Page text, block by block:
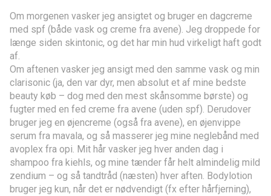
Om morgenen vasker jeg ansigtet og bruger en dagcreme
med spf (både vask og creme fra avene). Jeg droppede for
længe siden skintonic, og det har min hud virkeligt haft godt
af.
Om aftenen vasker jeg ansigt med den samme vask og min
clarisonic (ja, den var dyr, men absolut et af mine bedste
beauty køb – dog med den mest skånsomme børste) og
fugter med en fed creme fra avene (uden spf). Derudover
bruger jeg en øjencreme (også fra avene), en øjenvippe
serum fra mavala, og så masserer jeg mine neglebånd med
avoplex fra opi. Mit hår vasker jeg hver anden dag i
shampoo fra kiehls, og mine tænder får helt almindelig mild
zendium – og så tandtråd (næsten) hver aften. Bodylotion
bruger jeg kun, når det er nødvendigt (fx efter hårfjerning),